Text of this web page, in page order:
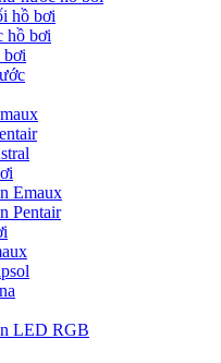
hồ bơi
hồ bơi
bơi
Emaux
Pentair
LED RGB